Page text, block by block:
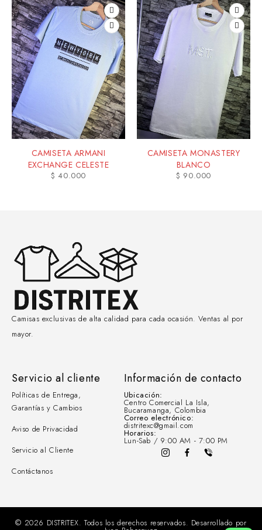
CAMISETA ARMANI
EXCHANGE CELESTE
$ 40.000
CAMISETA MONASTERY
BLANCO
$ 90.000
Camisas exclusivas de alta calidad para cada ocasión. Ventas al por
mayor.
Servicio al cliente
Políticas de Entrega,
Garantías y Cambios
Aviso de Privacidad
Servicio al Cliente
Contáctanos
Información de contacto
Ubicación:
Centro Comercial La Isla,
Bucaramanga, Colombia
Correo electrónico:
distritexc@gmail.com
Horarios:
Lun-Sab / 9:00 AM - 7:00 PM
© 2026 DISTRITEX. Todos los derechos reservados. Desarrollado por